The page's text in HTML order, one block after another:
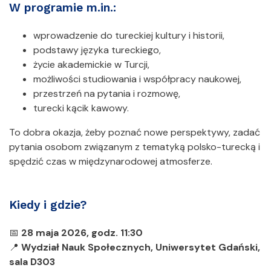
W programie m.in.:
wprowadzenie do tureckiej kultury i historii,
podstawy języka tureckiego,
życie akademickie w Turcji,
możliwości studiowania i współpracy naukowej,
przestrzeń na pytania i rozmowę,
turecki kącik kawowy.
To dobra okazja, żeby poznać nowe perspektywy, zadać
pytania osobom związanym z tematyką polsko-turecką i
spędzić czas w międzynarodowej atmosferze.
Kiedy i gdzie?
📅 28 maja 2026, godz. 11:30
📍 Wydział Nauk Społecznych, Uniwersytet Gdański,
sala D303